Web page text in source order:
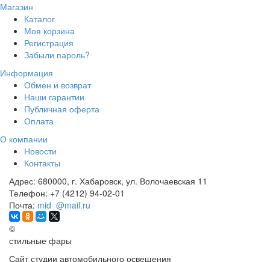
Магазин
Каталог
Моя корзина
Регистрация
Забыли пароль?
Информация
Обмен и возврат
Наши гарантии
Публичная оферта
Оплата
О компании
Новости
Контакты
Адрес: 680000, г. Хабаровск, ул. Волочаевская 11
Телефон: +7 (4212) 94-02-01
Почта: mid_@mail.ru
©
стильные фары
Сайт студии автомобильного освещения